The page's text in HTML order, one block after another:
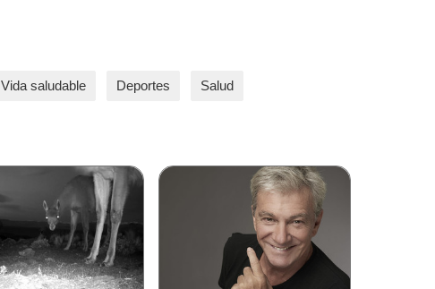
Vida saludable Deportes Salud